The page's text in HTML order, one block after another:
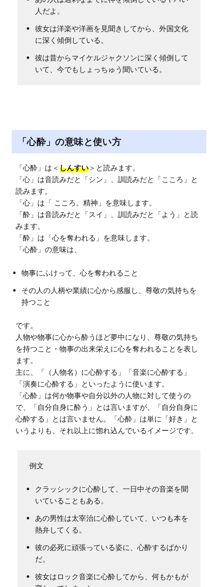
人だよ。
彼女は洋楽や洋画を見聞きしてから、外国文化
に深く傾倒している。
彼は昔からマイケルジャクソンに深く傾倒して
いて、今でもしょっちゅう聞いている。
「心酔」の意味と使い方
「心酔」は＜しんすい＞と読みます。
「心」は音読みだと「シン」、訓読みだと「こころ」と
読みます。
「心」は「 こころ。精神」を意味します。
「酔」は音読みだと「スイ」、訓読みだと「よう」と読
みます。
「酔」は「心を奪われる」を意味します。
物事にふけって、心を奪われること
その人の人柄や業績に心から感服し、尊敬の気持ちを
持つこと
です。
人物や物事に心から酔うほど夢中になり、尊敬の気持ち
を持つこと・物事の出来栄えに心を奪われることを表し
ます。
主に、「（人物名）に心酔する」「音楽に心酔する」
「演奏に心酔する」といったように使います。
「心酔」は何か物事や自分以外の人物に対して使うの
で、「自分自身に酔う」とは言いますが、「自分自身に
心酔する」とは言いません。「心酔」は単に「好き」と
クラッシックに心酔して、一日中その音楽を聞
いていることもある。
あの男性は太宰治に心酔していて、いつも本を
熱弁してくる。
彼の必死に頑張っている姿に、心酔するばかり
だ。
彼女はロック音楽に心酔してから、何もかもが